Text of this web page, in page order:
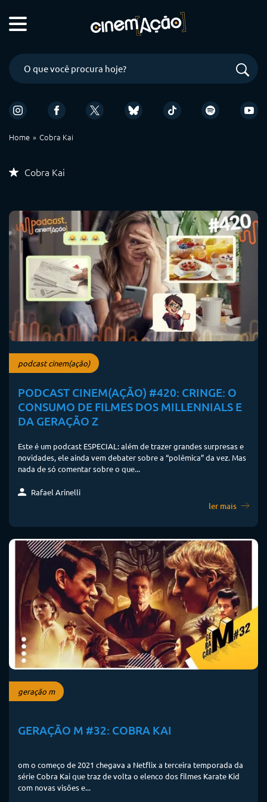
Home Cobra Kai
Cobra Kai
podcast cinem(ação)
PODCAST CINEM(AÇÃO) #420: CRINGE: O
CONSUMO DE FILMES DOS MILLENNIALS E
DA GERAÇÃO Z
Este é um podcast ESPECIAL: além de trazer grandes surpresas e
novidades, ele ainda vem debater sobre a “polêmica” da vez. Mas
nada de só comentar sobre o que...
Rafael Arinelli
ler mais
geração m
GERAÇÃO M #32: COBRA KAI
om o começo de 2021 chegava a Netflix a terceira temporada da
série Cobra Kai que traz de volta o elenco dos filmes Karate Kid
com novas visões e...